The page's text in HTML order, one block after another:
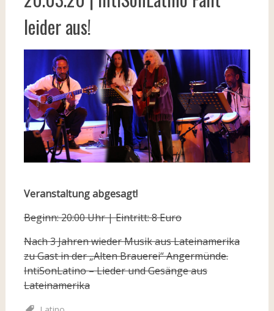
leider aus!
Veranstaltung abgesagt!
Beginn: 20:00 Uhr | Eintritt: 8 Euro
Nach 3 Jahren wieder Musik aus Lateinamerika
zu Gast in der „Alten Brauerei“ Angermünde.
IntiSonLatino – Lieder und Gesänge aus
Lateinamerika